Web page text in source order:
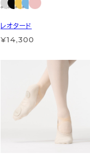
レオタード
¥14,300